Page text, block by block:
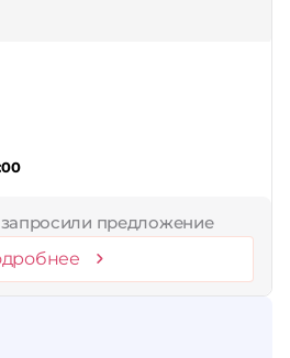
предложение